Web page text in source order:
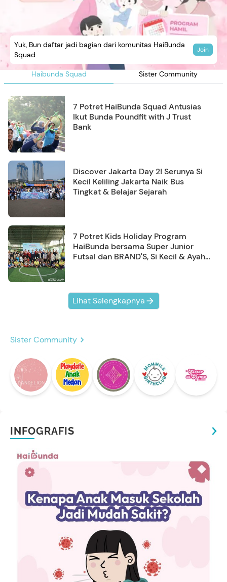
Haibunda Squad Sister Community
Yuk, Bun daftar jadi bagian dari komunitas HaiBunda
Squad
Join
7 Potret HaiBunda Squad Antusias
Ikut Bunda Poundfit with J Trust
Bank
Discover Jakarta Day 2! Serunya Si
Kecil Keliling Jakarta Naik Bus
Tingkat & Belajar Sejarah
7 Potret Kids Holiday Program
HaiBunda bersama Super Junior
Futsal dan BRAND'S, Si Kecil & Ayah
Lihat Selengkapnya
Sister Community
INFOGRAFIS